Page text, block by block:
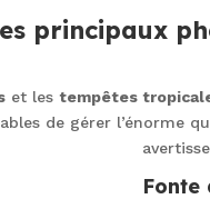
principaux
et les tempêtes
de gérer l’énorme
Fonte